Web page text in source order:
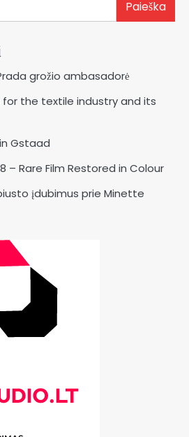
Paieška
grožio ambasadorė
for the textile industry and its
Gstaad
– Rare Film Restored in Colour
įdubimus prie Minette